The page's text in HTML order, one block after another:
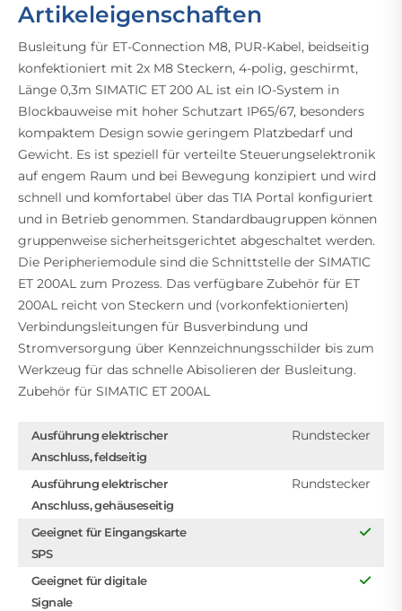
Artikeleigenschaften
Busleitung für ET-Connection M8, PUR-Kabel, beidseitig
konfektioniert mit 2x M8 Steckern, 4-polig, geschirmt,
Länge 0,3m SIMATIC ET 200 AL ist ein IO-System in
Blockbauweise mit hoher Schutzart IP65/67, besonders
kompaktem Design sowie geringem Platzbedarf und
Gewicht. Es ist speziell für verteilte Steuerungselektronik
auf engem Raum und bei Bewegung konzipiert und wird
schnell und komfortabel über das TIA Portal konfiguriert
und in Betrieb genommen. Standardbaugruppen können
gruppenweise sicherheitsgerichtet abgeschaltet werden.
Die Peripheriemodule sind die Schnittstelle der SIMATIC
ET 200AL zum Prozess. Das verfügbare Zubehör für ET
200AL reicht von Steckern und (vorkonfektionierten)
Verbindungsleitungen für Busverbindung und
Stromversorgung über Kennzeichnungsschilder bis zum
Werkzeug für das schnelle Abisolieren der Busleitung.
Zubehör für SIMATIC ET 200AL
Ausführung elektrischer
Anschluss, feldseitig
Rundstecker
Ausführung elektrischer
Anschluss, gehäuseseitig
Rundstecker
Geeignet für Eingangskarte
SPS
Geeignet für digitale
Signale